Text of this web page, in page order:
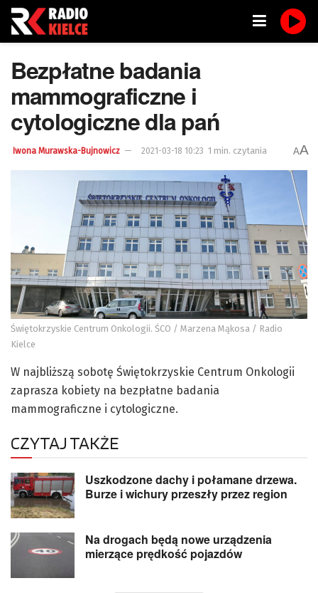
Bezpłatne badania
mammograficzne i
cytologiczne dla pań
Iwona Murawska-Bujnowicz 2021-03-18 10:23 1 min. czytania AA
Świętokrzyskie Centrum Onkologii. ŚCO / Marzena Mąkosa / Radio
Kielce
W najbliższą sobotę Świętokrzyskie Centrum Onkologii
zaprasza kobiety na bezpłatne badania
mammograficzne i cytologiczne.
CZYTAJ TAKŻE
Uszkodzone dachy i połamane drzewa.
Burze i wichury przeszły przez region
Na drogach będą nowe urządzenia
mierzące prędkość pojazdów